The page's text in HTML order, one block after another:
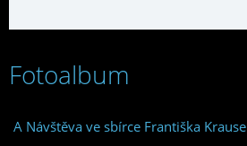
Fotoalbum
A Návštěva ve sbírce Františka Krause